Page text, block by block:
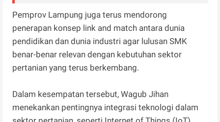
Pemprov Lampung juga terus mendorong
penerapan konsep link and match antara dunia
pendidikan dan dunia industri agar lulusan SMK
benar-benar relevan dengan kebutuhan sektor
pertanian yang terus berkembang.
Dalam kesempatan tersebut, Wagub Jihan
menekankan pentingnya integrasi teknologi dalam